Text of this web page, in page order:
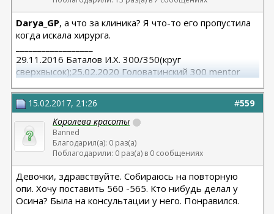
Darya_GP, а что за клиника? Я что-то его пропустила
когда искала хирурга.
29.11.2016 Баталов И.Х. 300/350(круг
сверхвысок);25.02.2020 Головатинский 300 mentor
#559
15.02.2017, 21:26
Королева красоты
Banned
Благодарил(а): 0 раз(а)
Поблагодарили: 0 раз(а) в 0 сообщениях
Девочки, здравствуйте. Собираюсь на повторную
опи. Хочу поставить 560 -565. Кто нибудь делал у
Осина? Была на консультации у него. Понравился.